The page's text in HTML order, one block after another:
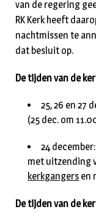
van de regering
RK Kerk heeft
nachtmissen te
dat besluit op.
De tijden van de
25, 26 en 27
(25 dec. om
24
met uitzending
kerkgangers en
De tijden van de